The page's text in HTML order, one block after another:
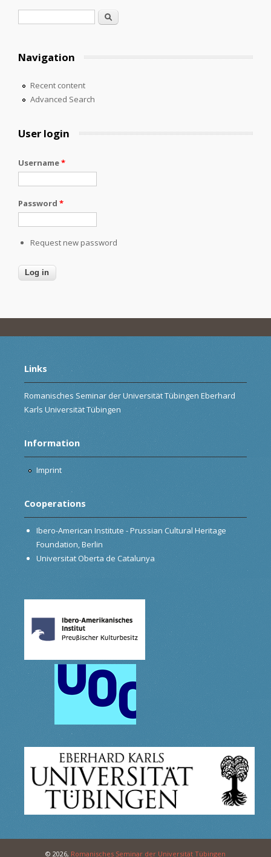
Search
Navigation
Recent content
Advanced Search
User login
Username*
Password *
Request new password
Links
Romanisches Seminar der Universität Tübingen Eberhard
Karls Universität Tübingen
Information
Imprint
Cooperations
Ibero-American Institute - Prussian Cultural Heritage
Foundation, Berlin
Universitat Oberta de Catalunya
© 2026, Romanisches Seminar der Universität Tübingen